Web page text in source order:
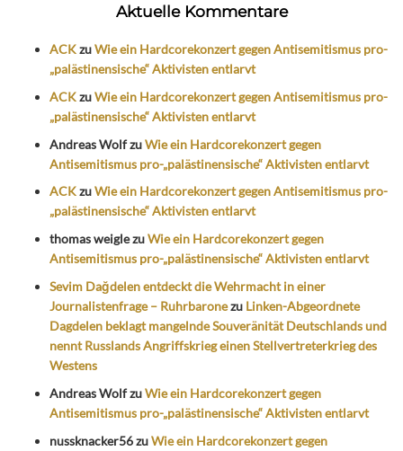
Aktuelle Kommentare
ACKzuWie ein Hardcorekonzert gegen Antisemitismus pro-
„palästinensische“ Aktivisten entlarvt
ACKzuWie ein Hardcorekonzert gegen Antisemitismus pro-
„palästinensische“ Aktivisten entlarvt
Andreas WolfzuWie ein Hardcorekonzert gegen
Antisemitismus pro-„palästinensische“ Aktivisten entlarvt
ACKzuWie ein Hardcorekonzert gegen Antisemitismus pro-
„palästinensische“ Aktivisten entlarvt
thomas weiglezuWie ein Hardcorekonzert gegen
Antisemitismus pro-„palästinensische“ Aktivisten entlarvt
Sevim Dağdelen entdeckt die Wehrmacht in einer
Journalistenfrage – Ruhrbaronezu Linken-Abgeordnete
Dagdelen beklagt mangelnde Souveränität Deutschlands und
nennt Russlands Angriffskrieg einen Stellvertreterkrieg des
Westens
Andreas WolfzuWie ein Hardcorekonzert gegen
Antisemitismus pro-„palästinensische“ Aktivisten entlarvt
nussknacker56zuWie ein Hardcorekonzert gegen